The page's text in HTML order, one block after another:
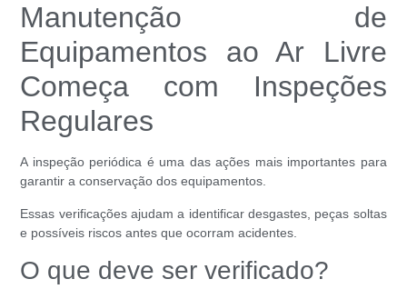
Manutenção de
Equipamentos ao Ar Livre
Começa com Inspeções
Regulares
A inspeção periódica é uma das ações mais importantes para
garantir a conservação dos equipamentos.
Essas verificações ajudam a identificar desgastes, peças soltas
e possíveis riscos antes que ocorram acidentes.
O que deve ser verificado?